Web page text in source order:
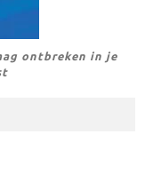
ontbreken in je